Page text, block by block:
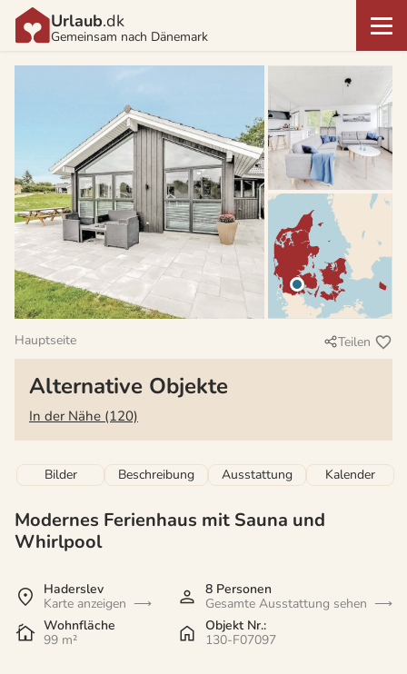
Urlaub.dk
Gemeinsam nach Dänemark
Hauptseite Teilen
Alternative Objekte
In der Nähe (120)
Bilder Beschreibung Ausstattung Kalender
Modernes Ferienhaus mit Sauna und
Whirlpool
Haderslev
Karte anzeigen
8 Personen
Gesamte Ausstattung sehen
Wohnfläche
99 m²
Objekt Nr.:
130-F07097